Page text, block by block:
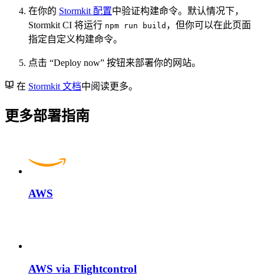
在你的 Stormkit 配置中验证构建命令。默认情况下，
Stormkit CI 将运行 npm run build ，但你可以在此页面
指定自定义构建命令。
点击 “Deploy now” 按钮来部署你的网站。
在 Stormkit 文档中阅读更多。
更多部署指南
AWS
AWS via Flightcontrol